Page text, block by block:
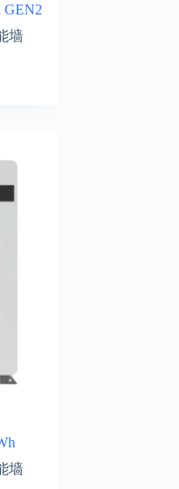
GEN2
墙
墙